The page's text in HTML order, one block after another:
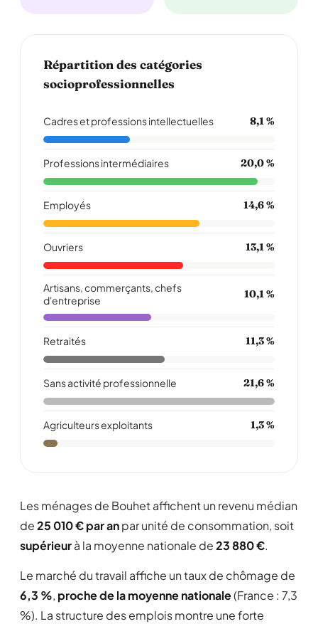
Répartition des catégories
socioprofessionnelles
Cadres et professions intellectuelles 8,1 %
Professions intermédiaires 20,0 %
Employés 14,6 %
Ouvriers 13,1 %
Artisans, commerçants, chefs
d'entreprise
10,1 %
Retraités 11,3 %
Sans activité professionnelle 21,6 %
Agriculteurs exploitants 1,3 %
Les ménages de Bouhet affichent un revenu médian
de25 010 € par anpar unité de consommation, soit
supérieurà la moyenne nationale de23 880 €.
Le marché du travail affiche un taux de chômage de
6,3 %, proche de la moyenne nationale(France : 7,3
%). La structure des emplois montre une forte